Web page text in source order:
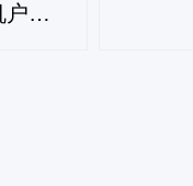
多功能双杆打磨抛光机户外地面清洗应用方案